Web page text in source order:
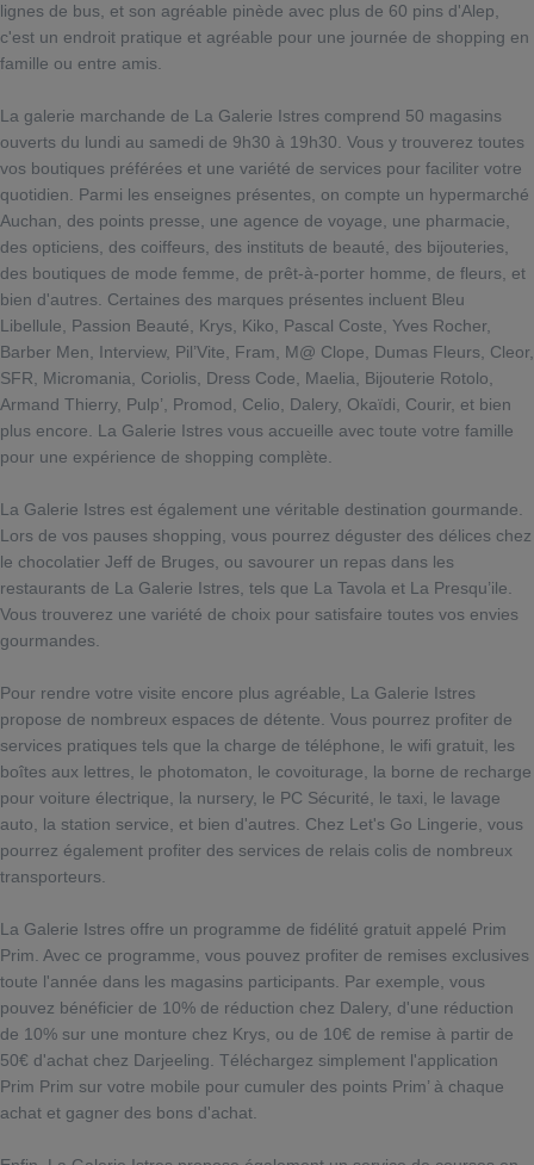
lignes de bus, et son agréable pinède avec plus de 60 pins d'Alep,
c'est un endroit pratique et agréable pour une journée de shopping en
famille ou entre amis.
La galerie marchande de La Galerie Istres comprend 50 magasins
ouverts du lundi au samedi de 9h30 à 19h30. Vous y trouverez toutes
vos boutiques préférées et une variété de services pour faciliter votre
quotidien. Parmi les enseignes présentes, on compte un hypermarché
Auchan, des points presse, une agence de voyage, une pharmacie,
des opticiens, des coiffeurs, des instituts de beauté, des bijouteries,
des boutiques de mode femme, de prêt-à-porter homme, de fleurs, et
bien d'autres. Certaines des marques présentes incluent Bleu
Libellule, Passion Beauté, Krys, Kiko, Pascal Coste, Yves Rocher,
Barber Men, Interview, Pil’Vite, Fram, M@ Clope, Dumas Fleurs, Cleor,
SFR, Micromania, Coriolis, Dress Code, Maelia, Bijouterie Rotolo,
Armand Thierry, Pulp’, Promod, Celio, Dalery, Okaïdi, Courir, et bien
plus encore. La Galerie Istres vous accueille avec toute votre famille
pour une expérience de shopping complète.
La Galerie Istres est également une véritable destination gourmande.
Lors de vos pauses shopping, vous pourrez déguster des délices chez
le chocolatier Jeff de Bruges, ou savourer un repas dans les
restaurants de La Galerie Istres, tels que La Tavola et La Presqu’ile.
Vous trouverez une variété de choix pour satisfaire toutes vos envies
gourmandes.
Pour rendre votre visite encore plus agréable, La Galerie Istres
propose de nombreux espaces de détente. Vous pourrez profiter de
services pratiques tels que la charge de téléphone, le wifi gratuit, les
boîtes aux lettres, le photomaton, le covoiturage, la borne de recharge
pour voiture électrique, la nursery, le PC Sécurité, le taxi, le lavage
auto, la station service, et bien d'autres. Chez Let's Go Lingerie, vous
pourrez également profiter des services de relais colis de nombreux
transporteurs.
La Galerie Istres offre un programme de fidélité gratuit appelé Prim
Prim. Avec ce programme, vous pouvez profiter de remises exclusives
toute l'année dans les magasins participants. Par exemple, vous
pouvez bénéficier de 10% de réduction chez Dalery, d'une réduction
de 10% sur une monture chez Krys, ou de 10€ de remise à partir de
50€ d'achat chez Darjeeling. Téléchargez simplement l'application
Prim Prim sur votre mobile pour cumuler des points Prim’ à chaque
achat et gagner des bons d'achat.